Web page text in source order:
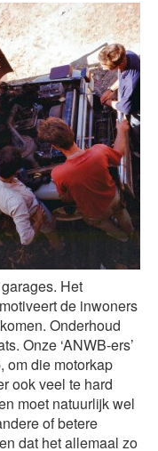
Het
de inwoners
Onderhoud
Onze ‘ANWB-ers’
om die motorkap
ook veel te hard
moet natuurlijk wel
of betere
dat het allemaal zo